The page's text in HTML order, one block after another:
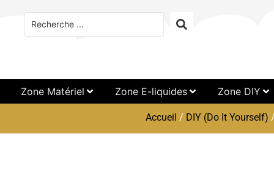
Zone Matériel Zone E-liquides Zone DIY
Accueil / DIY (Do It Yourself) /